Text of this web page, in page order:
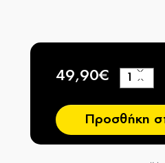
49,90€
−
+
Προσθήκη